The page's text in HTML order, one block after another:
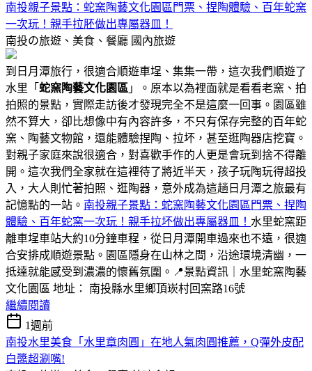
南投親子景點：蛇窯陶藝文化園區門票、捏陶體驗、百年蛇窯
一次玩！親手拉胚做出專屬器皿！
南投の旅遊、美食、餐廳 國內旅遊
到日月潭旅行，很適合順遊車埕、集集一帶，這次我們順遊了
水里「 蛇窯陶藝文化園區 」。原本以為裡面就是看看老窯、拍
拍照的景點，實際走訪後才發現完全不是這麼一回事。園區雖
然不算大，卻比想像中有內容許多，不只有保存完整的百年蛇
窯、陶藝文物館，還能體驗捏陶、拉坏，甚至逛陶器店挖寶。
對親子家庭來說很適合，對喜歡手作的人更是會玩到捨不得離
開。這次我們全家就在這裡待了將近半天，孩子玩陶玩得超投
入，大人則忙著拍照、逛陶器，意外成為這趟日月潭之旅最有
記憶點的一站。 南投親子景點：蛇窯陶藝文化園區門票、捏陶
體驗、百年蛇窯一次玩！親手拉坏做出專屬器皿！ 水里蛇窯距
離車埕車站大約10分鐘車程，從日月潭開車過來也不遠，很適
合安排成順遊景點。園區隱身在山林之間，沿途環境清幽，一
抵達就能感受到濃濃的懷舊氛圍。📍景點資訊｜水里蛇窯陶藝
文化園區 地址： 南投縣水里鄉頂崁村回窯路16號
繼續閱讀
1週前
南投水里美食「水里章肉圓」在地人氣肉圓推薦，Q彈外皮配
白醬超涮嘴!